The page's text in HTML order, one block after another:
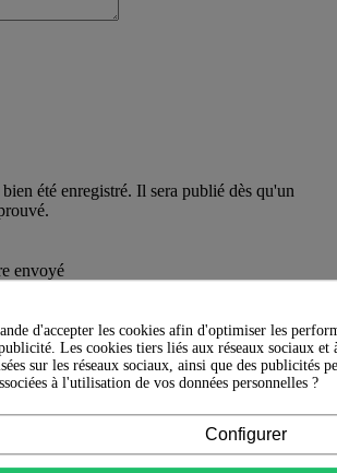
été enregistré. Il sera publié dès qu'un
envoyé
d'accepter les cookies afin d'optimiser les
Les cookies tiers liés aux réseaux sociaux
sur les réseaux sociaux, ainsi que des publicités
à l'utilisation de vos données personnelles ?
Configurer